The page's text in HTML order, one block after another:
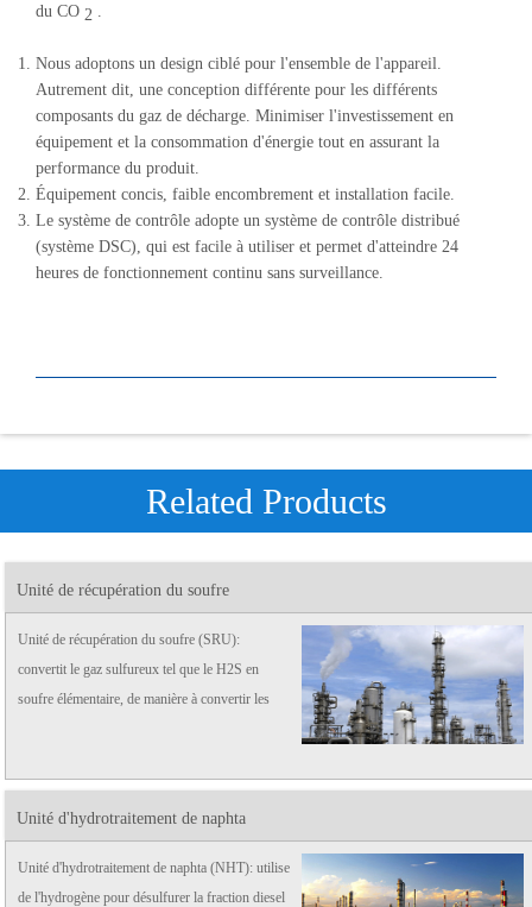
du CO 2
Nous adoptons un design ciblé pour l'ensemble de l'appareil.
Autrement dit, une conception différente pour les différents
composants du gaz de décharge. Minimiser l'investissement en
équipement et la consommation d'énergie tout en assurant la
performance du produit.
Équipement concis, faible encombrement et installation facile.
Le système de contrôle adopte un système de contrôle distribué
(système DSC), qui est facile à utiliser et permet d'atteindre 24
heures de fonctionnement continu sans surveillance.
Related Products
Unité de récupération du soufre
Unité de récupération du soufre (SRU):
convertit le gaz sulfureux tel que le H2S en
soufre élémentaire, de manière à convertir les
Unité d'hydrotraitement de naphta
Unité d'hydrotraitement de naphta (NHT): utilise
de l'hydrogène pour désulfurer la fraction diesel